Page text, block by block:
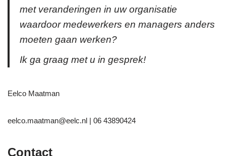
met veranderingen in uw organisatie
waardoor medewerkers en managers anders
moeten gaan werken?
Ik ga graag met u in gesprek!
Eelco Maatman
eelco.maatman@eelc.nl | 06 43890424
Contact